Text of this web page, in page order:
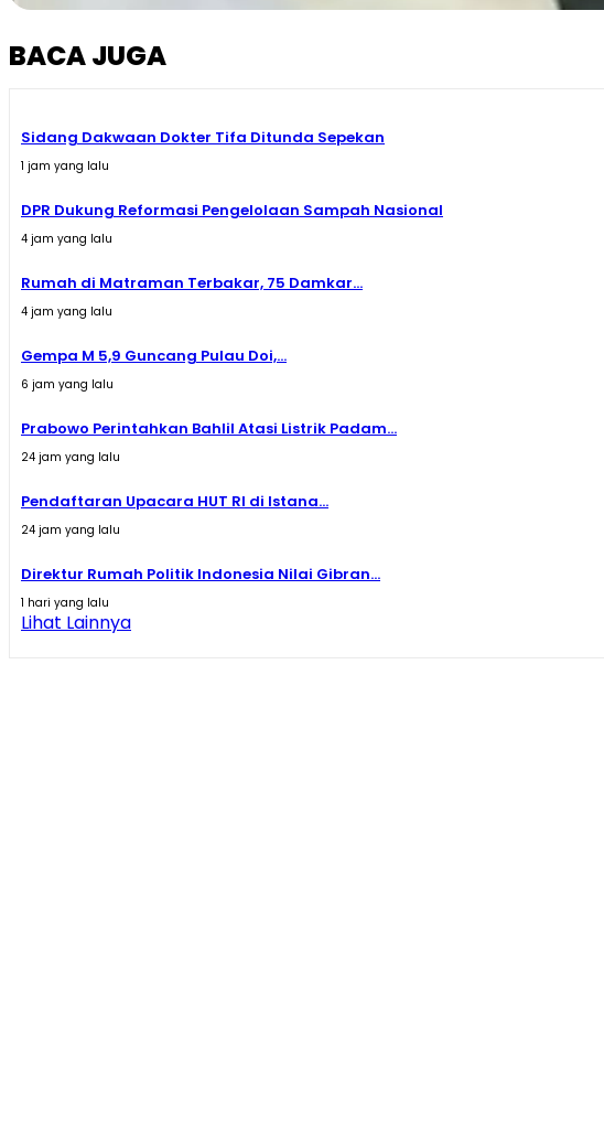
BACA JUGA
Sidang Dakwaan Dokter Tifa Ditunda Sepekan
1 jam yang lalu
DPR Dukung Reformasi Pengelolaan Sampah Nasional
4 jam yang lalu
Rumah di Matraman Terbakar, 75 Damkar...
4 jam yang lalu
Gempa M 5,9 Guncang Pulau Doi,...
6 jam yang lalu
Prabowo Perintahkan Bahlil Atasi Listrik Padam...
24 jam yang lalu
Pendaftaran Upacara HUT RI di Istana...
24 jam yang lalu
Direktur Rumah Politik Indonesia Nilai Gibran...
1 hari yang lalu
Lihat Lainnya